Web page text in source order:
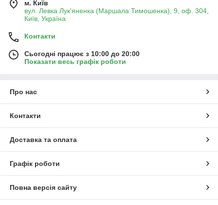
м. Київ
вул. Левка Лук'яненка (Маршала Тимошенка), 9, оф. 304,
Київ, Україна
Контакти
Сьогодні працює з 10:00 до 20:00
Показати весь графік роботи
Про нас
Контакти
Доставка та оплата
Графік роботи
Повна версія сайту